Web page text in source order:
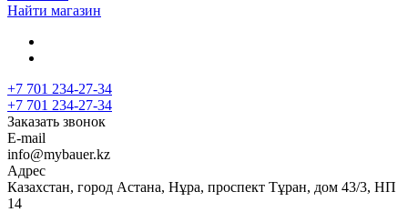
Найти магазин
+7 701 234-27-34
+7 701 234-27-34
Заказать звонок
E-mail
info@mybauer.kz
Адрес
Казахстан, город Астана, Нұра, проспект Тұран, дом 43/3, НП
14